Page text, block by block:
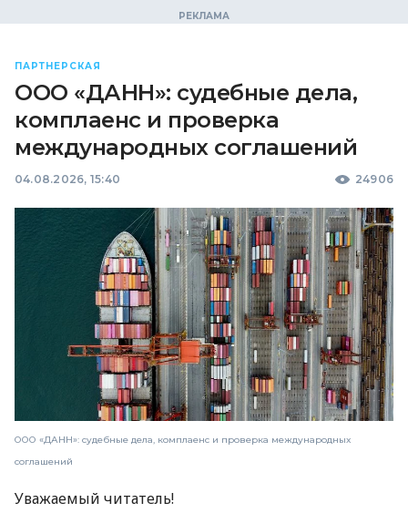
ПАРТНЕРСКАЯ
ООО «ДАНН»: судебные дела,
комплаенс и проверка
международных соглашений
04.08.2026, 15:40 24906
ООО «ДАНН»: судебные дела, комплаенс и проверка международных
соглашений
Уважаемый читатель!